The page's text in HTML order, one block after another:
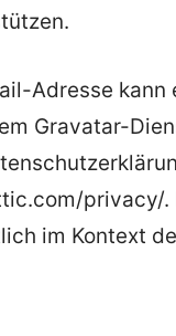
Adresse
Gravatar-
privacy/.
im Kontext